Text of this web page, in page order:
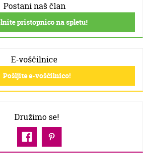
Postani naš član
pristopnico na spletu!
E-voščilnice
Pošljite e-voščilnico!
Družimo se!